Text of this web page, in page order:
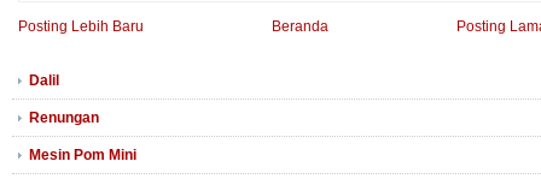
Posting Lebih Baru Posting
Beranda
Dalil
Renungan
Mesin Pom Mini